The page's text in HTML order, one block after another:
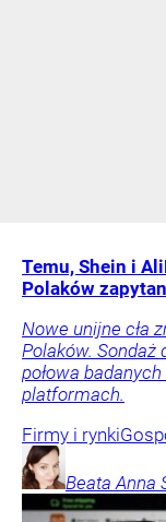
Temu, Shein i
Polaków
Nowe unijne cła
Polaków. Sondaż
połowa
platformach.
Firmy i rynki
Beata Anna